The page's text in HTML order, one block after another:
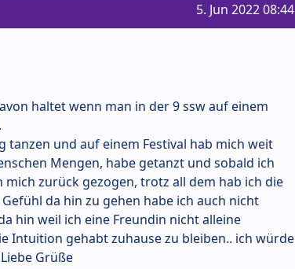
5. Jun 2022 08:44
haltet wenn man in der 9 ssw auf einem
tanzen und auf einem Festival hab mich weit
Mengen, habe getanzt und sobald ich
zurück gezogen, trotz all dem hab ich die
da hin zu gehen habe ich auch nicht
hin weil ich eine Freundin nicht alleine
Intuition gehabt zuhause zu bleiben.. ich würde
Grüße